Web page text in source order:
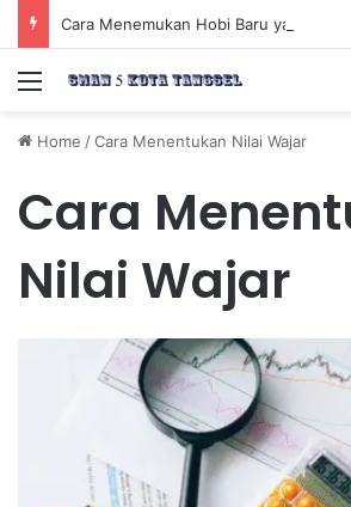
Menu
Home /Cara Menentukan Nilai Wajar
Cara
Nilai Wajar